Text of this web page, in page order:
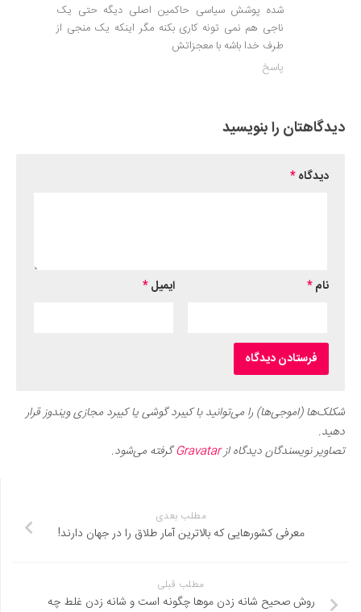
شده پوشش سیاسی حاکمین اصلی دیگه حتی یک
ناجی هم نمی تونه کاری بکنه مگر اینکه یک منجی از
طرف خدا باشه با معجزاتش
پاسخ
دیدگاهتان را بنویسید
دیدگاه*
نام* ایمیل*
شکلک‌ها (اموجی‌ها) را می‌توانید با کیبرد گوشی یا کیبرد مجازی ویندوز قرار
دهید.
تصاویر نویسندگان دیدگاه ازGravatarگرفته می‌شود.
مطلب بعدی
معرفی کشورهایی که بالاترین آمار طلاق را در جهان دارند!
مطلب قبلی
روش صحیح شانه زدن موها چگونه است و شانه زدن غلط چه